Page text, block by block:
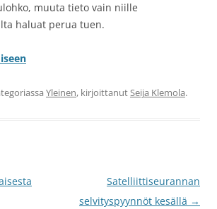
muuta tieto vain niille
haluat perua tuen.
Yleinen, kirjoittanutSeija Klemola.
Satelliittiseurannan
selvityspyynnöt kesällä →